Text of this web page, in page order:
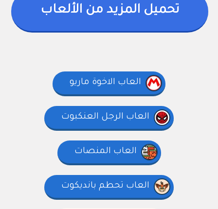
تحميل المزيد من الألعاب
العاب الاخوة ماريو
العاب الرجل العنكبوت
العاب المنصات
العاب تحطم بانديكوت